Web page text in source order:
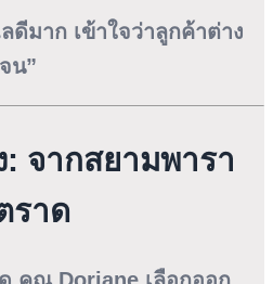
มาก เข้าใจว่าลูกค้าต่าง
น”
: จากสยามพารา
ราด